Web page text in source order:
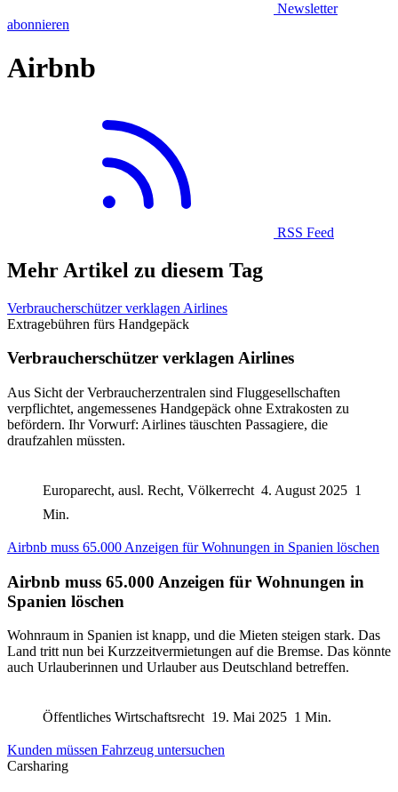
Newsletter
abonnieren
Airbnb
RSS Feed
Mehr Artikel zu diesem Tag
Verbraucherschützer verklagen Airlines
Extragebühren fürs Handgepäck
Verbraucherschützer verklagen Airlines
Aus Sicht der Verbraucherzentralen sind Fluggesellschaften
verpflichtet, angemessenes Handgepäck ohne Extrakosten zu
befördern. Ihr Vorwurf: Airlines täuschten Passagiere, die
draufzahlen müssten.
Europarecht, ausl. Recht, Völkerrecht 4. August 2025 1
Min.
Airbnb muss 65.000 Anzeigen für Wohnungen in Spanien löschen
Airbnb muss 65.000 Anzeigen für Wohnungen in
Spanien löschen
Wohnraum in Spanien ist knapp, und die Mieten steigen stark. Das
Land tritt nun bei Kurzzeitvermietungen auf die Bremse. Das könnte
auch Urlauberinnen und Urlauber aus Deutschland betreffen.
Öffentliches Wirtschaftsrecht 19. Mai 2025 1 Min.
Kunden müssen Fahrzeug untersuchen
Carsharing